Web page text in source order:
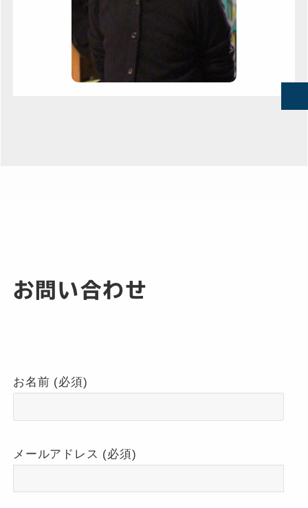
お問い合わせ
お名前 (必須)
メールアドレス (必須)